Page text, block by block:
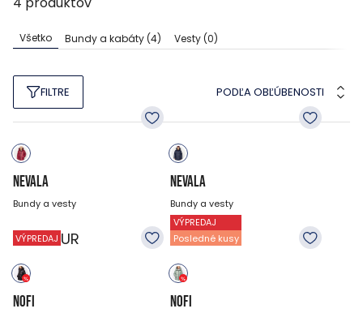
Všetko Bundy a kabáty(4) Vesty(0)
FILTRE PODĽA OBĽÚBENOSTI
NEVALA
Bundy a vesty
74.95EUR
NEVALA
Bundy a vesty
74.95EUR
VÝPREDAJ
NOFI
VÝPREDAJ
Posledné kusy
NOFI